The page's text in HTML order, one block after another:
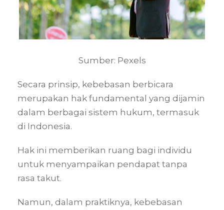
Sumber: Pexels
Secara prinsip, kebebasan berbicara
merupakan hak fundamental yang dijamin
dalam berbagai sistem hukum, termasuk
di Indonesia.
Hak ini memberikan ruang bagi individu
untuk menyampaikan pendapat tanpa
rasa takut.
Namun, dalam praktiknya, kebebasan